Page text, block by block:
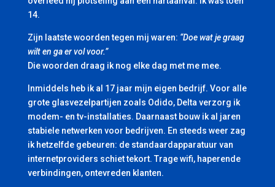
14.
Zijn laatste woorden tegen mij waren: “Doe wat je graag
wilt en ga er vol voor.”
Die woorden draag ik nog elke dag met me mee.
Inmiddels heb ik al 17 jaar mijn eigen bedrijf. Voor alle
grote glasvezelpartijen zoals Odido, Delta verzorg ik
modem- en tv-installaties. Daarnaast bouw ik al jaren
stabiele netwerken voor bedrijven. En steeds weer zag
ik hetzelfde gebeuren: de standaardapparatuur van
internetproviders schiet tekort. Trage wifi, haperende
verbindingen, ontevreden klanten.